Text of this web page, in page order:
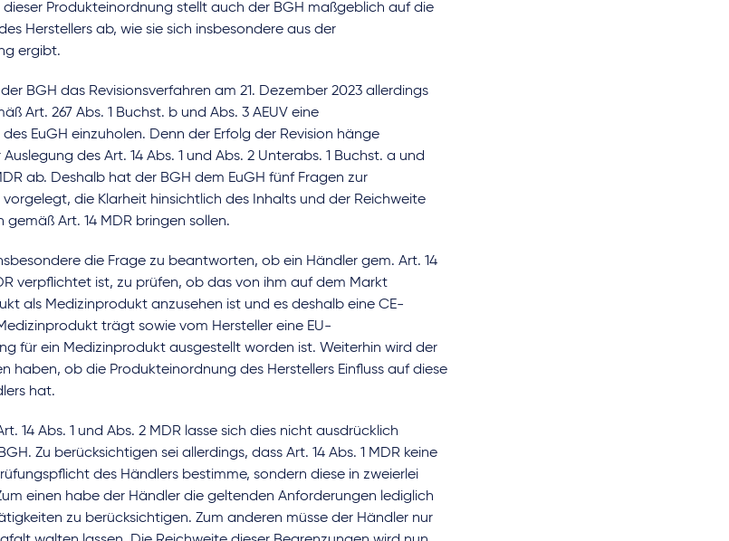
dieser Produkteinordnung stellt auch der BGH maßgeblich auf die
Herstellers ab, wie sie sich insbesondere aus der
ergibt.
BGH das Revisionsverfahren am 21. Dezember 2023 allerdings
Art. 267 Abs. 1 Buchst. b und Abs. 3 AEUV eine
EuGH einzuholen. Denn der Erfolg der Revision hänge
des Art. 14 Abs. 1 und Abs. 2 Unterabs. 1 Buchst. a und
ab. Deshalb hat der BGH dem EuGH fünf Fragen zur
die Klarheit hinsichtlich des Inhalts und der Reichweite
Art. 14 MDR bringen sollen.
die Frage zu beantworten, ob ein Händler gem. Art. 14
verpflichtet ist, zu prüfen, ob das von ihm auf dem Markt
als Medizinprodukt anzusehen ist und es deshalb eine CE-
trägt sowie vom Hersteller eine EU-
für ein Medizinprodukt ausgestellt worden ist. Weiterhin wird der
haben, ob die Produkteinordnung des Herstellers Einfluss auf diese
hat.
14 Abs. 1 und Abs. 2 MDR lasse sich dies nicht ausdrücklich
Zu berücksichtigen sei allerdings, dass Art. 14 Abs. 1 MDR keine
des Händlers bestimme, sondern diese in zweierlei
einen habe der Händler die geltenden Anforderungen lediglich
zu berücksichtigen. Zum anderen müsse der Händler nur